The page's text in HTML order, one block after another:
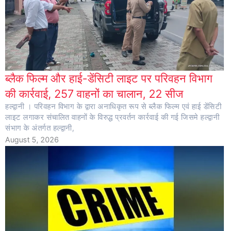
ब्लैक फिल्म और हाई-डेंसिटी लाइट पर परिवहन विभाग
की कार्रवाई, 257 वाहनों का चालान, 22 सीज
हल्द्वानी । परिवहन विभाग के द्वारा अनाधिकृत रूप से ब्लैक फिल्म एवं हाई डेंसिटी
लाइट लगाकर संचालित वाहनों के विरुद्ध प्रवर्तन कार्रवाई की गई जिसमे हल्द्वानी
संभाग के अंतर्गत हल्द्वानी,
August 5, 2026